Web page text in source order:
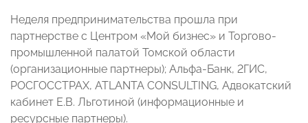
Неделя предпринимательства прошла при
партнерстве с Центром «Мой бизнес» и Торгово-
промышленной палатой Томской области
(организационные партнеры); Альфа-Банк, 2ГИС,
РОСГОССТРАХ, ATLANTA CONSULTING, Адвокатский
кабинет Е.В. Льготиной (информационные и
ресурсные партнеры).